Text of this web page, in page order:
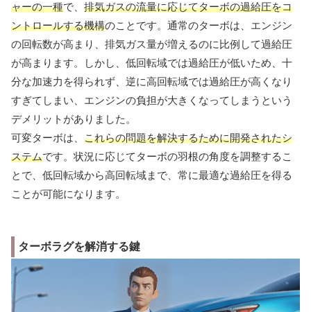
ャーの一種で、 排気ガスの流量に応じてターボの過給圧をコ
ントロールする機構のことです。通常のターボは、エンジン
の回転数が高まり、排気ガス量が増えるのに比例して過給圧
が高まります。しかし、低回転域では過給圧が低いため、十
分な加速力を得られず、逆に高回転域では過給圧が高くなり
すぎてしまい、エンジンの負担が大きくなってしまうという
デメリットがありました。
可変ターボは、 これらの問題を解決するために開発されたシ
ステムです。状況に応じてターボの羽根の角度を調整するこ
とで、低回転域から高回転域まで、常に最適な過給圧を得る
ことが可能になります。
ターボラグを解消する鍵